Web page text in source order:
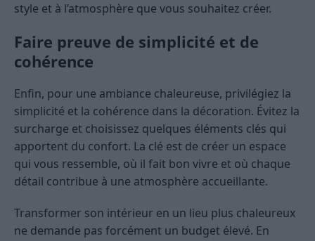
style et à l’atmosphère que vous souhaitez créer.
Faire preuve de simplicité et de
cohérence
Enfin, pour une ambiance chaleureuse, privilégiez la
simplicité et la cohérence dans la décoration. Évitez la
surcharge et choisissez quelques éléments clés qui
apportent du confort. La clé est de créer un espace
qui vous ressemble, où il fait bon vivre et où chaque
détail contribue à une atmosphère accueillante.
Transformer son intérieur en un lieu plus chaleureux
ne demande pas forcément un budget élevé. En